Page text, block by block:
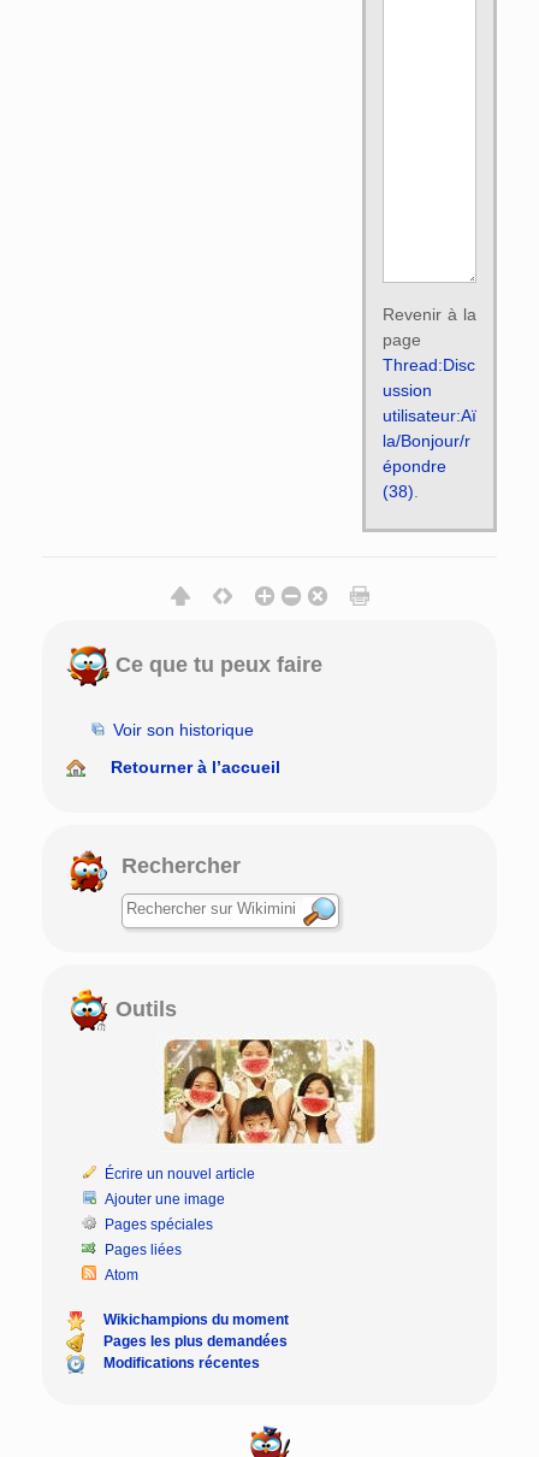
Revenir à la
page
Thread:Disc
ussion
utilisateur:Aï
la/Bonjour/r
épondre
(38)
Ce que tu peux faire
Voir son historique
Retourner à l’accueil
Rechercher
Outils
Écrire un nouvel article
Ajouter une image
Pages spéciales
Pages liées
Atom
Wikichampions du moment
Pages les plus demandées
Modifications récentes